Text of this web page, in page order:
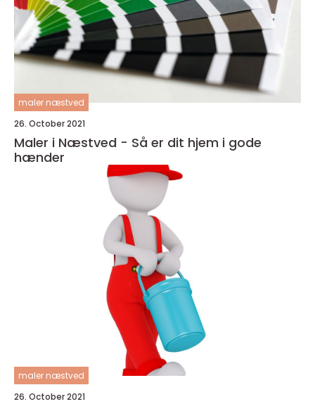
maler næstved
26. October 2021
Maler i Næstved - Så er dit hjem i gode
hænder
maler næstved
26. October 2021